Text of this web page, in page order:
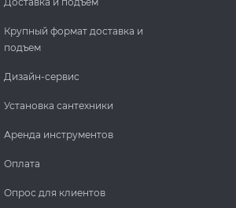
Крупный формат доставка и
подъем
Дизайн-сервис
Установка сантехники
Аренда инструментов
Оплата
Опрос для клиентов